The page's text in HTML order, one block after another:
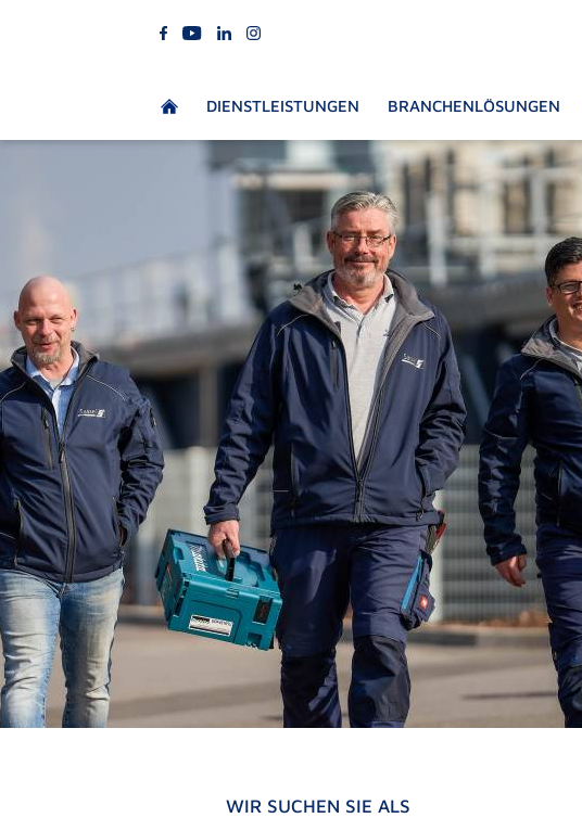
DIENSTLEISTUNGEN BRANCHENLÖSUNGEN
WIR SUCHEN SIE ALS